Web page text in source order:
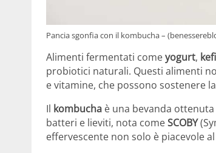
Pancia sgonfia con il kombucha –
Alimenti fermentati comeyogurt,
probiotici naturali. Questi alimenti
e vitamine, che possono sostenere
Il kombucha è una bevanda
batteri e lieviti, nota comeSCOBY
effervescente non solo è piacevole